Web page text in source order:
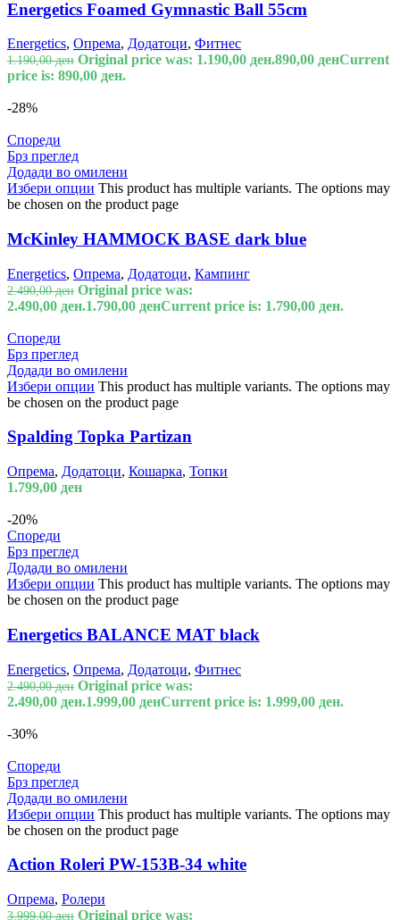
Energetics Foamed Gymnastic Ball 55cm
Energetics, Опрема, Додатоци, Фитнес
1.190,00ден Original price was: 1.190,00 ден.890,00 денCurrent
price is: 890,00 ден.
-28%
Спореди
Брз преглед
Додади во омилени
Избери опции This product has multiple variants. The options may
be chosen on the product page
McKinley HAMMOCK BASE dark blue
Energetics, Опрема, Додатоци, Кампинг
2.490,00ден Original price was:
2.490,00 ден.1.790,00 денCurrent price is: 1.790,00 ден.
Спореди
Брз преглед
Додади во омилени
Избери опции This product has multiple variants. The options may
be chosen on the product page
Spalding Topka Partizan
Опрема, Додатоци, Кошарка, Топки
1.799,00 ден
-20%
Спореди
Брз преглед
Додади во омилени
Избери опции This product has multiple variants. The options may
be chosen on the product page
Energetics BALANCE MAT black
Energetics, Опрема, Додатоци, Фитнес
2.490,00ден Original price was:
2.490,00 ден.1.999,00 денCurrent price is: 1.999,00 ден.
-30%
Спореди
Брз преглед
Додади во омилени
Избери опции This product has multiple variants. The options may
be chosen on the product page
Action Roleri PW-153B-34 white
Опрема, Ролери
3.999,00ден Original price was: